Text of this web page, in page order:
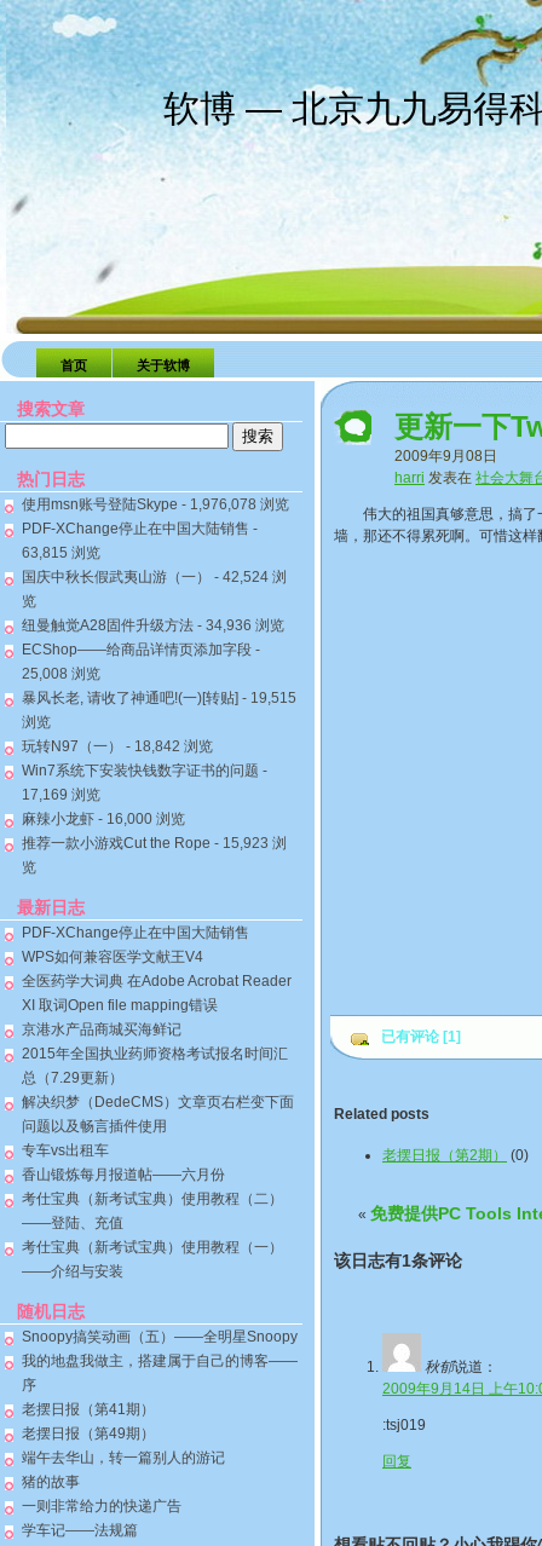
软博 — 北京九九易得
首页 关于软博
搜索文章
热门日志
使用msn账号登陆Skype - 1,976,078 浏览
PDF-XChange停止在中国大陆销售 -
63,815 浏览
国庆中秋长假武夷山游（一）
- 42,524 浏
览
纽曼触觉A28固件升级方法 - 34,936 浏览
ECShop——给商品详情页添加字段 -
25,008 浏览
暴风长老, 请收了神通吧!(一)[转贴] - 19,515
浏览
玩转N97（一）
- 18,842 浏览
Win7系统下安装快钱数字证书的问题 -
17,169 浏览
麻辣小龙虾 - 16,000 浏览
推荐一款小游戏Cut the Rope - 15,923 浏
览
最新日志
PDF-XChange停止在中国大陆销售
WPS如何兼容医学文献王V4
全医药学大词典 在Adobe Acrobat Reader
XI 取词Open file mapping错误
京港水产品商城买海鲜记
2015年全国执业药师资格考试报名时间汇
总（7.29更新）
解决织梦（DedeCMS）文章页右栏变下面
问题以及畅言插件使用
专车vs出租车
香山锻炼每月报道帖——六月份
考仕宝典（新考试宝典）使用教程（二）
——登陆、充值
考仕宝典（新考试宝典）使用教程（一）
——介绍与安装
随机日志
Snoopy搞笑动画（五）——全明星Snoopy
我的地盘我做主，搭建属于自己的博客——
序
老摆日报（第41期）
老摆日报（第49期）
端午去华山，转一篇别人的游记
猪的故事
一则非常给力的快递广告
学车记——法规篇
更新一下
2009年9月08日
harri 发表在 社会大舞
伟大的祖国真够意思，搞了
墙，那还不得累死啊。可惜这
已有评论 [1]
Related posts
老摆日报（第2期） (0)
« 免费提供PC Tools
该日志有1条评论
秋郁说道：
2009年9月14日 上午
:tsj019
回复